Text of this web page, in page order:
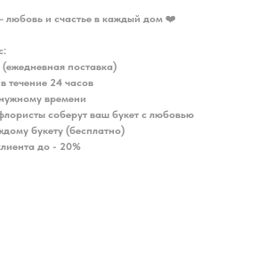
и счастье в каждый дом ❤️
поставка)
течение 24 часов
времени
соберут ваш букет с любовью
букету (бесплатно)
до - 20%